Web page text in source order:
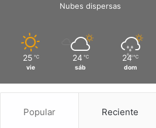
Nubes dispersas
25 ℃
vie
24 ℃
sáb
24 ℃
dom
Popular Reciente